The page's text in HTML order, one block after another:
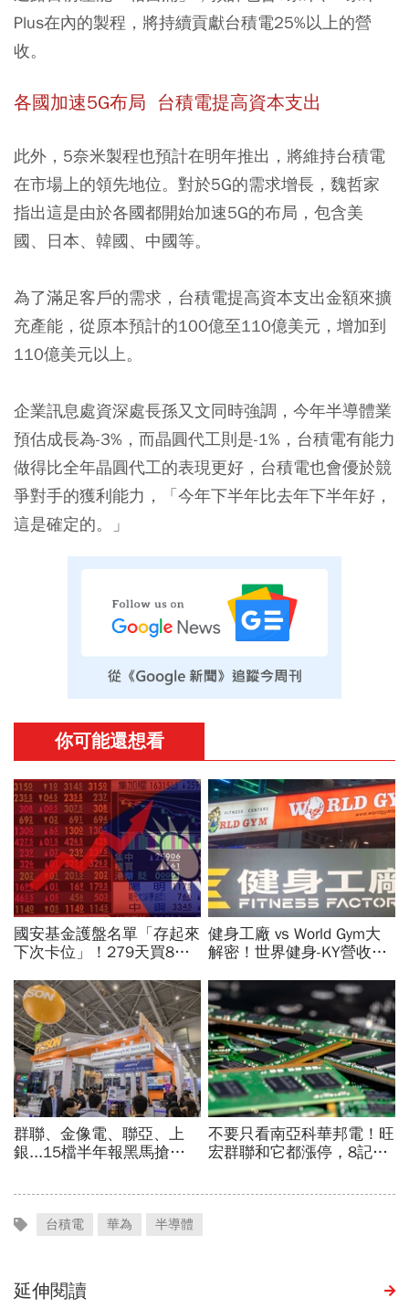
Plus在內的製程，將持續貢獻台積電25%以上的營
收。
各國加速5G布局 台積電提高資本支出
此外，5奈米製程也預計在明年推出，將維持台積電
在市場上的領先地位。對於5G的需求增長，魏哲家
指出這是由於各國都開始加速5G的布局，包含美
國、日本、韓國、中國等。
為了滿足客戶的需求，台積電提高資本支出金額來擴
充產能，從原本預計的100億至110億美元，增加到
110億美元以上。
企業訊息處資深處長孫又文同時強調，今年半導體業
預估成長為-3%，而晶圓代工則是-1%，台積電有能力
做得比全年晶圓代工的表現更好，台積電也會優於競
爭對手的獲利能力，「今年下半年比去年下半年好，
這是確定的。」
台積電 華為 半導體
延伸閱讀